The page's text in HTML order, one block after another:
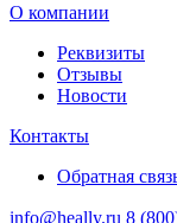
О компании
Реквизиты
Отзывы
Новости
Контакты
Обратная
info@heally.ru 8